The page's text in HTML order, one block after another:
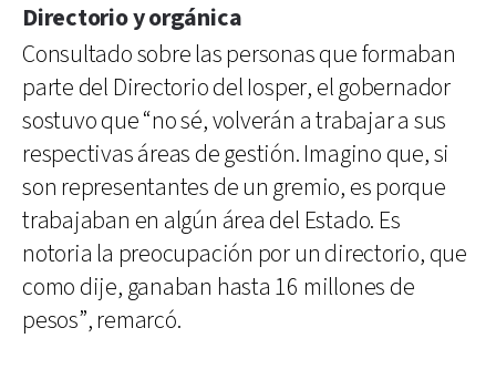
Directorio y orgánica
Consultado sobre las personas que formaban
parte del Directorio del Iosper, el gobernador
sostuvo que “no sé, volverán a trabajar a sus
respectivas áreas de gestión. Imagino que, si
son representantes de un gremio, es porque
trabajaban en algún área del Estado. Es
notoria la preocupación por un directorio, que
como dije, ganaban hasta 16 millones de
pesos”, remarcó.